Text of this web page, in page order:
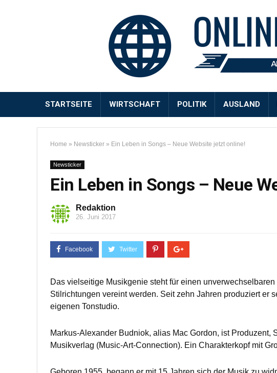
STARTSEITE WIRTSCHAFT POLITIK AUSLAND
Home » Newsticker » Ein Leben in Songs – Neue Website jetzt online!
Newsticker
Ein Leben in Songs – Neue
Redaktion
26. Juni 2017
Das vielseitige Musikgenie steht für einen
Stilrichtungen vereint werden. Seit zehn Jahren produziert er
eigenen Tonstudio.
Markus-Alexander Budniok, alias Mac Gordon, ist Produzent,
Musikverlag (Music-Art-Connection). Ein Charakterkopf mit